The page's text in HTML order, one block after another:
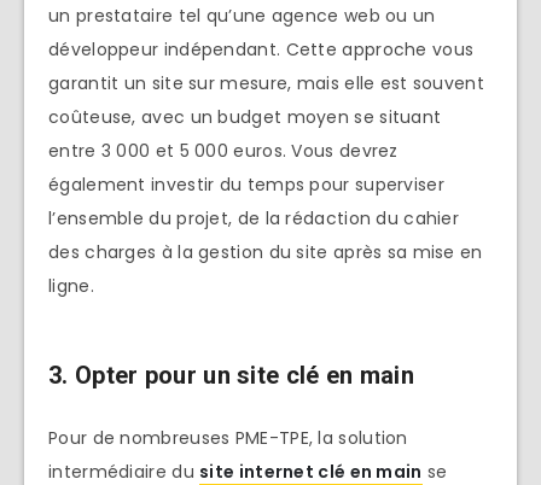
un prestataire tel qu’une agence web ou un
développeur indépendant. Cette approche vous
garantit un site sur mesure, mais elle est souvent
coûteuse, avec un budget moyen se situant
entre 3 000 et 5 000 euros. Vous devrez
également investir du temps pour superviser
l’ensemble du projet, de la rédaction du cahier
des charges à la gestion du site après sa mise en
ligne.
3. Opter pour un site clé en main
Pour de nombreuses PME-TPE, la solution
intermédiaire du site internet clé en main se